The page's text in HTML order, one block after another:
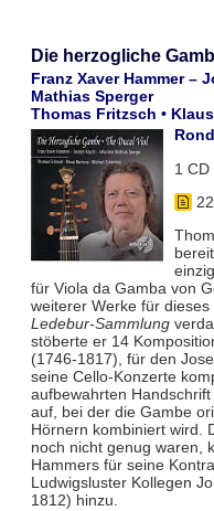
Die herzogliche
Franz Xaver Hammer –
Mathias Sperger
Thomas Fritzsch •
1 CD
für Viola da Gamba von
weiterer Werke für
Ledebur-Sammlung
stöberte er 14
(1746-1817), für den
seine Cello-Konzerte
aufbewahrten
auf, bei der die Gambe
Hörnern kombiniert wird.
noch nicht genug waren,
Hammers für seine
Ludwigsluster Kollegen
1812) hinzu.